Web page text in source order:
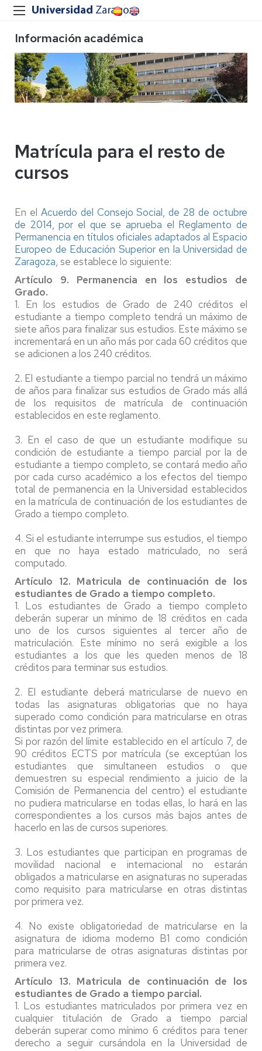
Información académica
Matrícula para el resto de
cursos
En el Acuerdo del Consejo Social, de 28 de octubre
de 2014, por el que se aprueba el Reglamento de
Permanencia en títulos oficiales adaptados al Espacio
Europeo de Educación Superior en la Universidad de
Zaragoza, se establece lo siguiente:
Artículo 9. Permanencia en los estudios de
Grado.
1. En los estudios de Grado de 240 créditos el
estudiante a tiempo completo tendrá un máximo de
siete años para finalizar sus estudios. Este máximo se
incrementará en un año más por cada 60 créditos que
se adicionen a los 240 créditos.
2. El estudiante a tiempo parcial no tendrá un máximo
de años para finalizar sus estudios de Grado más allá
de los requisitos de matrícula de continuación
establecidos en este reglamento.
3. En el caso de que un estudiante modifique su
condición de estudiante a tiempo parcial por la de
estudiante a tiempo completo, se contará medio año
por cada curso académico a los efectos del tiempo
total de permanencia en la Universidad establecidos
en la matrícula de continuación de los estudiantes de
Grado a tiempo completo.
4. Si el estudiante interrumpe sus estudios, el tiempo
en que no haya estado matriculado, no será
computado.
Artículo 12. Matricula de continuación de los
estudiantes de Grado a tiempo completo.
1. Los estudiantes de Grado a tiempo completo
deberán superar un mínimo de 18 créditos en cada
uno de los cursos siguientes al tercer año de
matriculación. Este mínimo no será exigible a los
estudiantes a los que les queden menos de 18
créditos para terminar sus estudios.
2. El estudiante deberá matricularse de nuevo en
todas las asignaturas obligatorias que no haya
superado como condición para matricularse en otras
distintas por vez primera.
Si por razón del límite establecido en el artículo 7, de
90 créditos ECTS por matrícula (se exceptúan los
estudiantes que simultaneen estudios o que
demuestren su especial rendimiento a juicio de la
Comisión de Permanencia del centro) el estudiante
no pudiera matricularse en todas ellas, lo hará en las
correspondientes a los cursos más bajos antes de
hacerlo en las de cursos superiores.
3. Los estudiantes que participan en programas de
movilidad nacional e internacional no estarán
obligados a matricularse en asignaturas no superadas
como requisito para matricularse en otras distintas
por primera vez.
4. No existe obligatoriedad de matricularse en la
asignatura de idioma moderno B1 como condición
para matricularse de otras asignaturas distintas por
primera vez.
Artículo 13. Matricula de continuación de los
estudiantes de Grado a tiempo parcial.
1. Los estudiantes matriculados por primera vez en
cualquier titulación de Grado a tiempo parcial
deberán superar como mínimo 6 créditos para tener
derecho a seguir cursándola en la Universidad de